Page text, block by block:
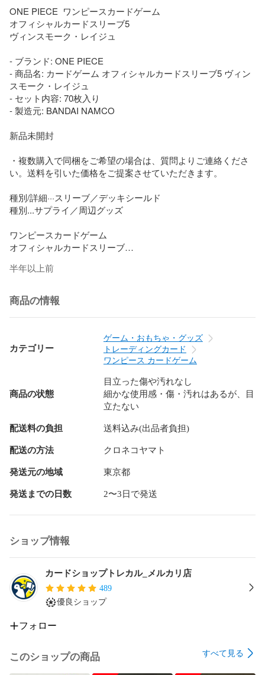
ONE PIECE  ワンピースカードゲーム
オフィシャルカードスリーブ5
ヴィンスモーク・レイジュ
- ブランド: ONE PIECE
- 商品名: カードゲーム オフィシャルカードスリーブ5 ヴィン
スモーク・レイジュ
- セット内容: 70枚入り
- 製造元: BANDAI NAMCO
新品未開封
・複数購入で同梱をご希望の場合は、質問よりご連絡くださ
い。送料を引いた価格をご提案させていただきます。
種別/詳細···スリーブ／デッキシールド
種別...サプライ／周辺グッズ
ワンピースカードゲーム
オフィシャルカードスリーブ
麦わら
キャラスリーブ
キャラスリ
ロマンスドーン
頂上決戦
三船長集結
負けおしみ
filmred
ログポース
シャンクス
サンジ
#ワンピカ
半年以上前
商品の情報
カテゴリー
ゲーム・おもちゃ・グッズ
トレーディングカード
ワンピース カードゲーム
商品の状態
目立った傷や汚れなし
細かな使用感・傷・汚れはあるが、目
立たない
配送料の負担 送料込み(出品者負担)
配送の方法 クロネコヤマト
発送元の地域 東京都
発送までの日数 2〜3日で発送
ショップ情報
カードショップトレカル_メルカリ店
489
優良ショップ
フォロー
このショップの商品 すべて見る